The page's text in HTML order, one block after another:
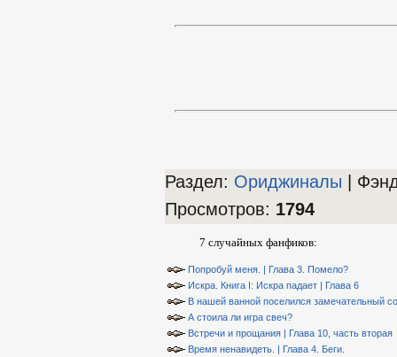
Раздел: Ориджиналы |
Просмотров: 1794
7 случайных фанфиков:
Попробуй меня. | Глава 3. Помело?
Искра. Книга I: Искра падает | Глава 6
В нашей ванной поселился замечательный
А стоила ли игра свеч?
Встречи и прощания | Глава 10, часть вторая
Время ненавидеть. | Глава 4. Беги.